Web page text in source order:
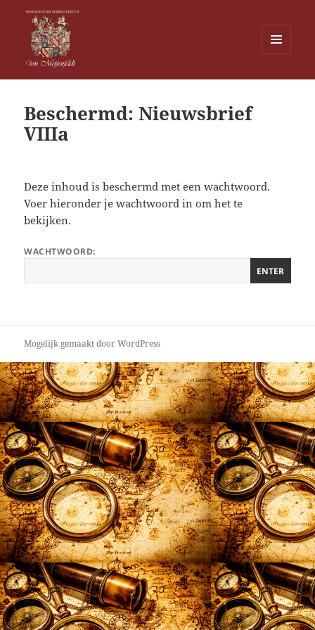
WIDGETS
Beschermd: Nieuwsbrief
VIIIa
Deze inhoud is beschermd met een wachtwoord.
Voer hieronder je wachtwoord in om het te
bekijken.
WACHTWOORD:
Mogelijk gemaakt door WordPress